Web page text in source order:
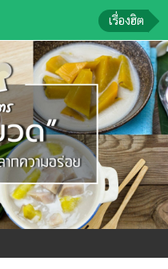
เรื่องฮิต